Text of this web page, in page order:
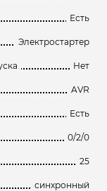
Есть
Электростартер
Нет
AVR
Есть
0/2/0
25
синхронный